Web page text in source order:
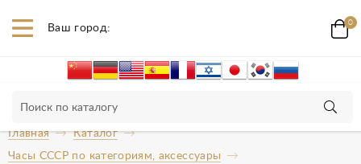
Ваш город: 0
Главная
Каталог
Часы СССР по категориям, аксессуары